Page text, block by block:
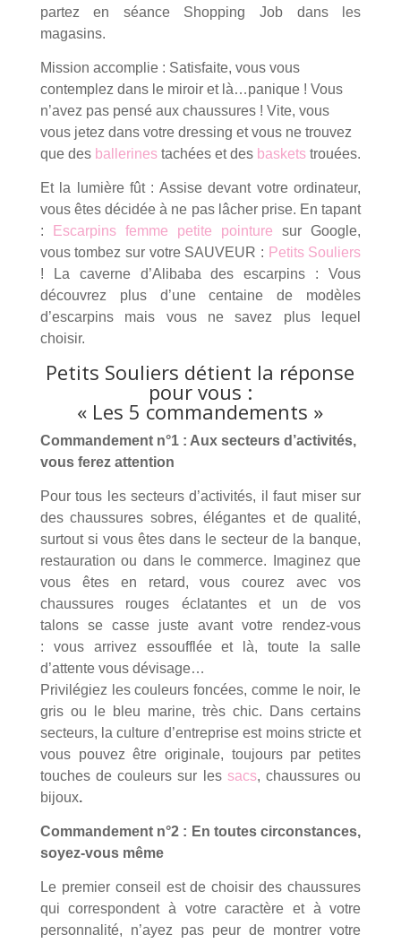
partez en séance Shopping Job dans les
magasins.
Mission accomplie : Satisfaite, vous vous
contemplez dans le miroir et là…panique ! Vous
n’avez pas pensé aux chaussures ! Vite, vous
vous jetez dans votre dressing et vous ne trouvez
que des ballerinestachées et des basketstrouées.
Et la lumière fût : Assise devant votre ordinateur,
vous êtes décidée à ne pas lâcher prise. En tapant
:
Escarpins femme petite pointure sur Google,
vous tombez sur votre SAUVEUR : Petits Souliers
! La caverne d’Alibaba des escarpins : Vous
découvrez plus d’une centaine de modèles
d’escarpins mais vous ne savez plus lequel
choisir.
Petits Souliers détient la réponse
pour vous :
« Les 5 commandements »
Commandement n°1 : Aux secteurs d’activités,
vous ferez attention
Pour tous les secteurs d’activités, il faut miser sur
des chaussures sobres, élégantes et de qualité,
surtout si vous êtes dans le secteur de la banque,
restauration ou dans le commerce. Imaginez que
vous êtes en retard, vous courez avec vos
chaussures rouges éclatantes et un de vos
talons se casse juste avant votre rendez-vous
: vous arrivez essoufflée et là, toute la salle
d’attente vous dévisage…
Privilégiez les couleurs foncées, comme le noir, le
gris ou le bleu marine, très chic. Dans certains
secteurs, la culture d’entreprise est moins stricte et
vous pouvez être originale, toujours par petites
touches de couleurs sur les sacs, chaussures ou
bijoux.
Commandement n°2 : En toutes circonstances,
soyez-vous même
Le premier conseil est de choisir des chaussures
qui correspondent à votre caractère et à votre
personnalité, n’ayez pas peur de montrer votre